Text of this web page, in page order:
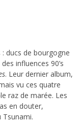
ducs de bourgogne
influences 90’s
. Leur dernier album,
vu ces quatre
raz de marée. Les
en douter,
Tsunami.